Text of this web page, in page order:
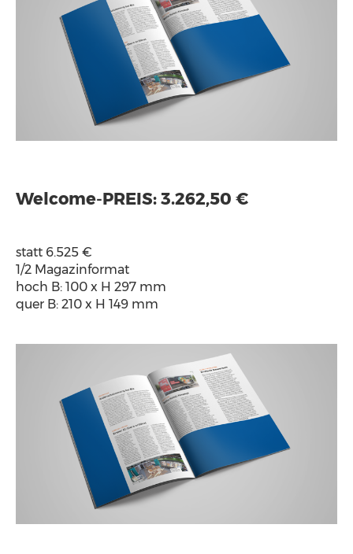
Welcome-PREIS: 3.262,50 €
statt 6.525 €
1/2 Magazinformat
hoch B: 100 x H 297 mm
quer B: 210 x H 149 mm